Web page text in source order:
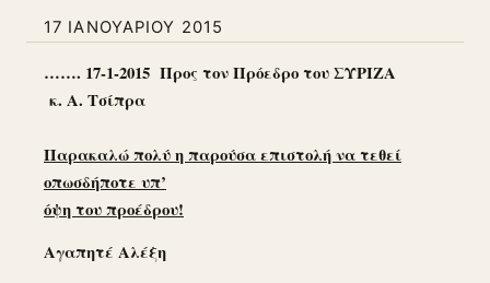
17 ΙΑΝΟΥΑΡΊΟΥ 2015
……. 17-1-2015 Προς τον Πρόεδρο του ΣΥΡΙΖΑ
κ. Α. Τσίπρα
Παρακαλώ πολύ η παρούσα επιστολή να τεθεί
οπωσδήποτε υπ’
όψη του προέδρου!
Αγαπητέ Αλέξη